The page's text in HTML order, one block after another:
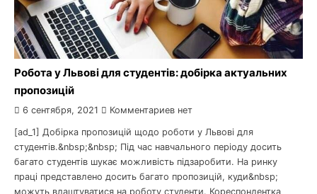
Робота у Львові для студентів: добірка актуальних
пропозицій
6 сентября, 2021 Комментариев нет
[ad_1] Добірка пропозицій щодо роботи у Львові для
студентів.&nbsp;&nbsp; Під час навчального періоду досить
багато студентів шукає можливість підзаробити. На ринку
праці представлено досить багато пропозицій, куди&nbsp;
можуть влаштуватися на роботу студенти. Кореспондентка